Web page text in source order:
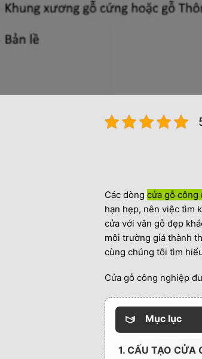
Các dòng cửa gỗ công
hạn hẹp, nên việc tìm
cửa với vân gỗ đẹp
môi trường giá thành
cùng chúng tôi tìm
Cửa gỗ công nghiệp
Mục lục
1. CẤU TẠO CỬA